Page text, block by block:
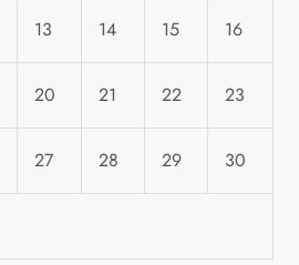
13 14 15 16
20 21 22 23
27 28 29 30